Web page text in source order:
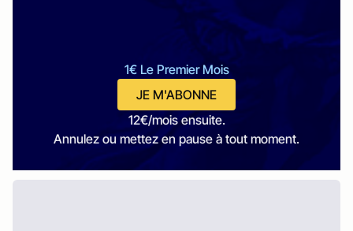
1€ Le Premier Mois
JE M'ABONNE
12€/mois ensuite.
Annulez ou mettez en pause à tout moment.